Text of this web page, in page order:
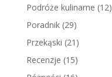
Podróże kulinarne (12)
Poradnik(29)
Przekąski (21)
Recenzje (15)